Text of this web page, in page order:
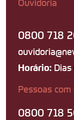
Ouvidoria
0800 718
Horário:
Pessoas
0800 718